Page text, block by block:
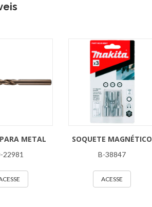
METAL
22981
SOQUETE MAGNÉTICO
B-38847
ACESSE